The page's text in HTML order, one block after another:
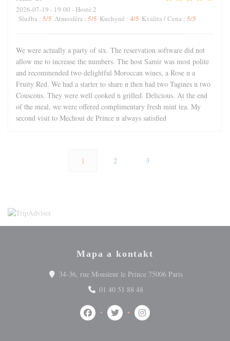
2026-07-19 - 19:00 - Hosté 2
Služba : 5/5 Atmosféra : 5/5 Kuchyně : 4/5 Kvalita / Cena : 5/5
We were actually a party of six. The reservation software did not
allow me to increase the numbers. The host Samir was most polite
and recommended two delightful Moroccan wines, a Rose n a
Fruity Red. We had a starter to share n then had two Tagines n two
Couscous. They were well cooked n grilled. Delicious. At the end
of the meal, we were offered complimentary fresh mint tea. My
second visit to Mechoui de Prince n always satisfied
1 2 3
Mapa a kontakt
34-36, rue Monsieur le Prince 75006 Paris((otevře se v
01 40 51 88 48
Facebook ((otevře se v novém okně))
Twitter ((otevře se v novém okně))
Instagram ((otevře se v